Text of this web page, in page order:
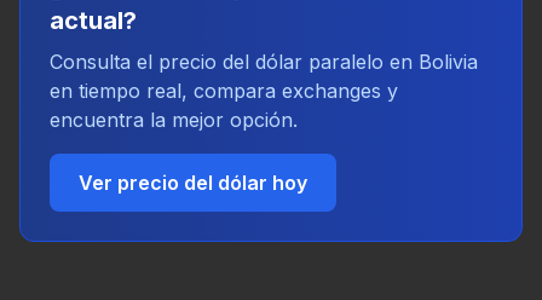
actual?
Consulta el precio del dólar paralelo en Bolivia
en tiempo real, compara exchanges y
encuentra la mejor opción.
Ver precio del dólar hoy